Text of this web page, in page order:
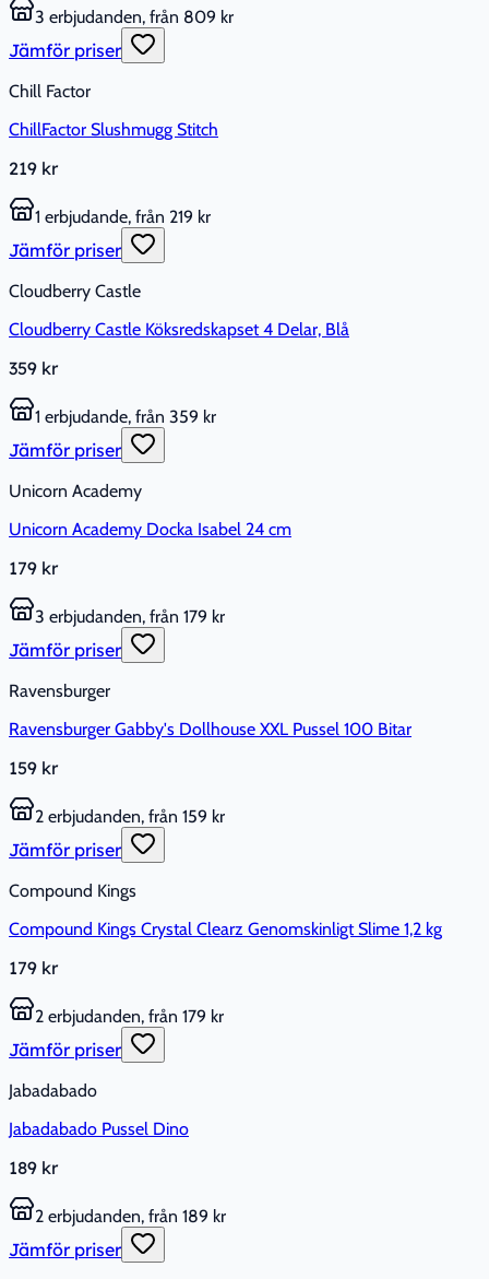
3 erbjudanden, från 809 kr
Jämför priser
Chill Factor
ChillFactor Slushmugg Stitch
219 kr
1 erbjudande, från 219 kr
Jämför priser
Cloudberry Castle
Cloudberry Castle Köksredskapset 4 Delar, Blå
359 kr
1 erbjudande, från 359 kr
Jämför priser
Unicorn Academy
Unicorn Academy Docka Isabel 24 cm
179 kr
3 erbjudanden, från 179 kr
Jämför priser
Ravensburger
Ravensburger Gabby's Dollhouse XXL Pussel 100 Bitar
159 kr
2 erbjudanden, från 159 kr
Jämför priser
Compound Kings
Compound Kings Crystal Clearz Genomskinligt Slime 1,2 kg
179 kr
2 erbjudanden, från 179 kr
Jämför priser
Jabadabado
Jabadabado Pussel Dino
189 kr
2 erbjudanden, från 189 kr
Jämför priser